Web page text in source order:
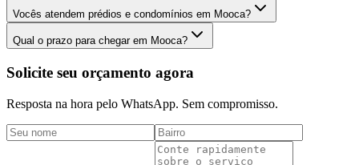
Vocês atendem prédios e condomínios em Mooca?
Qual o prazo para chegar em Mooca?
Solicite seu orçamento agora
Resposta na hora pelo WhatsApp. Sem compromisso.